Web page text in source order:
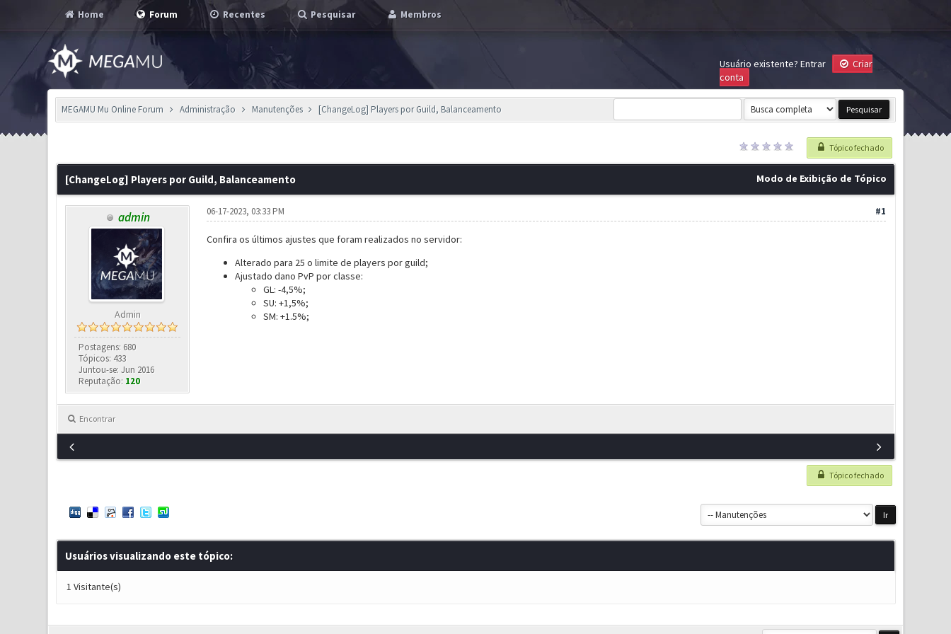
Home Forum Recentes Pesquisar Membros
Usuário existente? Entrar
Criar
conta
MEGAMU Mu Online Forum Administração Manutenções [ChangeLog] Players por Guild, Balanceamento
Tópico fechado
Modo de Exibição de Tópico
[ChangeLog] Players por Guild, Balanceamento
admin
Admin
Postagens: 680
Tópicos: 433
Juntou-se: Jun 2016
Reputação: 120
#1
06-17-2023, 03:33 PM
Confira os últimos ajustes que foram realizados no servidor:
Alterado para 25 o limite de players por guild;
Ajustado dano PvP por classe:
GL: -4,5%;
SU: +1,5%;
SM: +1.5%;
Encontrar
Tópico fechado
Usuários visualizando este tópico:
1 Visitante(s)